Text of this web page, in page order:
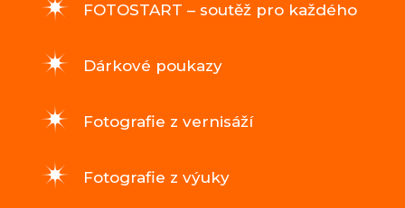
FOTOSTART – soutěž pro každého
Dárkové poukazy
Fotografie z vernisáží
Fotografie z výuky